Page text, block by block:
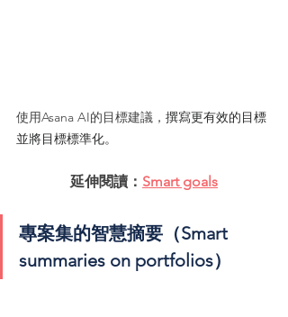
使用Asana AI的目標建議， 撰寫更有效的目標
並將目標標準化。
延伸閱讀： Smart goals
專案集的智慧摘要（Smart
summaries on portfolios）